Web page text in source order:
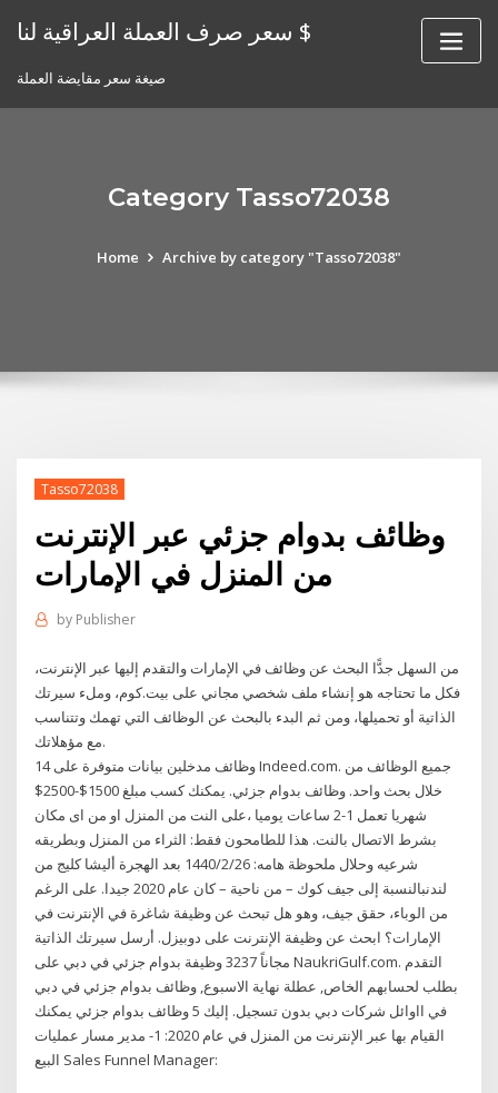
سعر صرف العملة العراقية لنا $
صيغة سعر مقايضة العملة
Category Tasso72038
Home Archive by category "Tasso72038"
Tasso72038
وظائف بدوام جزئي عبر الإنترنت
من المنزل في الإمارات
by Publisher
من السهل جدًّا البحث عن وظائف في الإمارات والتقدم إليها عبر الإنترنت،
فكل ما تحتاجه هو إنشاء ملف شخصي مجاني على بيت.كوم، وملء سيرتك
الذاتية أو تحميلها، ومن ثم البدء بالبحث عن الوظائف التي تهمك وتتناسب
مع مؤهلاتك.
‬14 وظائف مدخلين بيانات متوفرة على Indeed.com. جميع الوظائف من
خلال بحث واحد. وظائف بدوام جزئي. يمكنك كسب مبلغ 1500$-2500$
شهريا تعمل 1-2 ساعات يوميا ،على النت من المنزل او من اى مكان
بشرط الاتصال بالنت. هذا للطامحون فقط: الثراء من المنزل وبطريقه
شرعيه وحلال ملحوظة هامه: 26‏‏/2‏‏/1440 بعد الهجرة أليشا كليج من
لندنبالنسبة إلى جيف كوك – من ناحية – كان عام 2020 جيدا. على الرغم
من الوباء، حقق جيف، وهو هل تبحث عن وظيفة شاغرة في الإنترنت في
الإمارات؟ ابحث عن وظيفة الإنترنت على دوبيزل. أرسل سيرتك الذاتية
مجاناً 3237 وظيفة بدوام جزئي في دبي على NaukriGulf.com. التقدم
بطلب لحسابهم الخاص, عطلة نهاية الاسبوع, وظائف بدوام جزئي في دبي
في ااوائل شركات دبي بدون تسجيل. إليك 5 وظائف بدوام جزئي يمكنك
القيام بها عبر الإنترنت من المنزل في عام 2020: 1- مدير مسار عمليات
البيع Sales Funnel Manager: